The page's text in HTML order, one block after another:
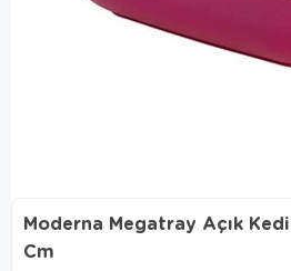
Moderna Megatray Açık
Cm